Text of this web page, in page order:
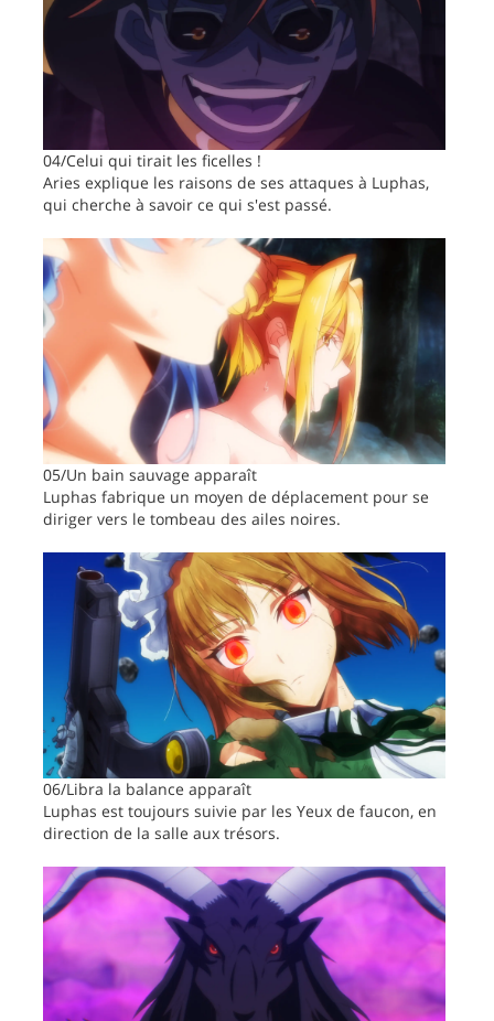
04/Celui qui tirait les ficelles !
Aries explique les raisons de ses attaques à Luphas,
qui cherche à savoir ce qui s'est passé.
05/Un bain sauvage apparaît
Luphas fabrique un moyen de déplacement pour se
diriger vers le tombeau des ailes noires.
06/Libra la balance apparaît
Luphas est toujours suivie par les Yeux de faucon, en
direction de la salle aux trésors.